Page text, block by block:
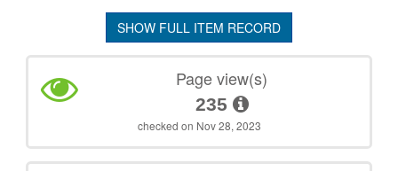
SHOW FULL ITEM RECORD
Page view(s)
235
checked on Nov 28, 2023